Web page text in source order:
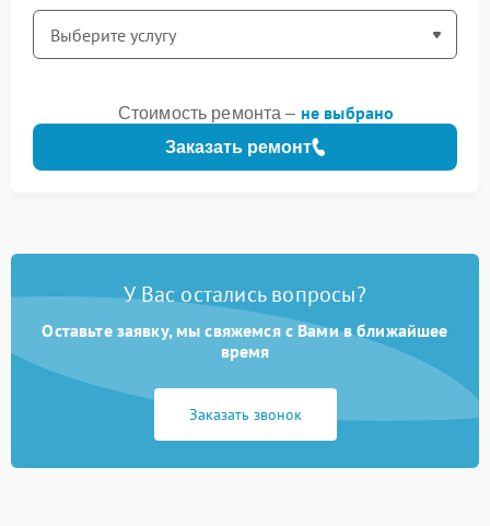
Заказать ремонт
Стоимость ремонта – не выбрано
У Вас остались вопросы?
Оставьте заявку, мы свяжемся с Вами в ближайшее
время
Заказать звонок